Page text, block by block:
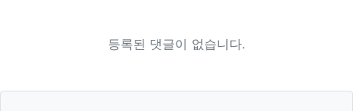
등록된 댓글이 없습니다.